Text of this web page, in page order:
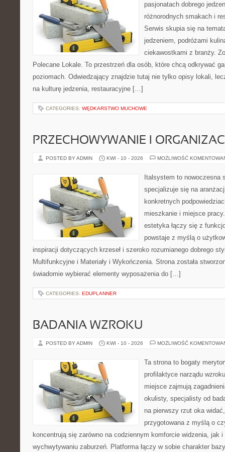
pasjonatach dobrego
różnorodnych smakach i
Serwis skupia się na
jedzeniem, podróżami
ciekawostkami z branży.
Polecane Lokale. To przestrzeń dla osób, które chcą odkrywać
poziomach. Odwiedzający znajdzie tutaj nie tylko opisy lokali,
na kulturę jedzenia, restauracyjne […]
CATEGORIES: WĘDKARSTWO MUCHOWE
PRZECHOWYWANIE I
POSTED BY ADMIN KWI - 10 - 2026 MOŻLIWOŚĆ
Italsystem to nowoczesna
specjalizuje się na
konkretnych
mieszkanie i miejsce
estetyka łączy się z
powstaje z myślą o
inspiracji dotyczących krzeseł i szeroko rozumianego dobrego
Multifunkcyjne i Materiały i Wykończenia. Strona została
świadomie wybierać elementy wyposażenia do […]
CATEGORIES: EDUPLANNER
BADANIA WZROKU
POSTED BY ADMIN KWI - 10 - 2026 MOŻLIWOŚĆ
Ta strona to bogaty
profilaktyce narządu
miejsce zajmują
okulisty, specjalisty od
na pierwszy rzut oka
przygotowana z myślą o
koncentrują się zarówno na codziennym komforcie widzenia, jak
wychwytywaniu zaburzeń. Platforma łączy w sobie charakter